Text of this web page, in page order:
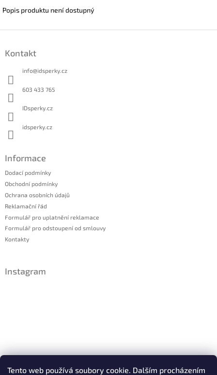
Tento web používá soubory cookie. Dalším procházením
Popis produktu není dostupný
Kontakt
info@idsperky.cz
603 433 765
IDsperky.cz
idsperky.cz
Informace
Dodací podmínky
Obchodní podmínky
Ochrana osobních údajů
Reklamační řád
Formulář pro uplatnění reklamace
Formulář pro odstoupení od smlouvy
Kontakty
Instagram
Sledovat na Instagramu